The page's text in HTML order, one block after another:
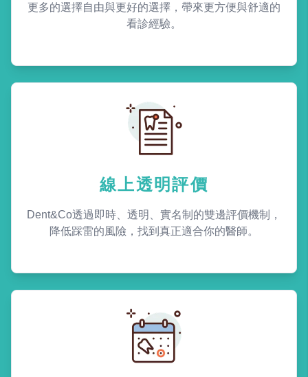
更多的選擇自由與更好的選擇，帶來更方便與舒適的
看診經驗。
線上透明評價
Dent&Co透過即時、透明、實名制的雙邊評價機制，
降低踩雷的風險，找到真正適合你的醫師。